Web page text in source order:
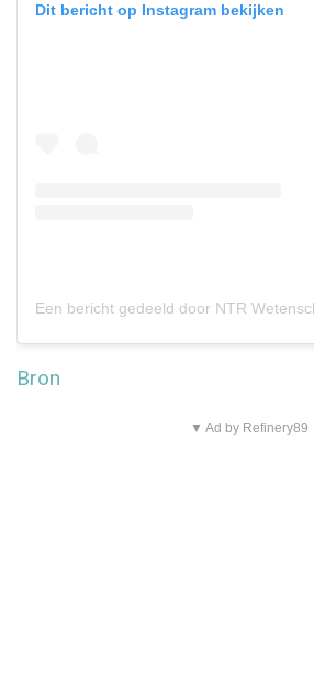
Dit bericht op Instagram bekijken
Bron
▼ Ad by Refinery89